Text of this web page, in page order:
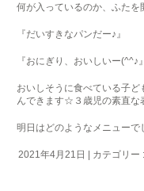
何が入っているのか、ふたを
『だいすきなパンだー♪』
『おにぎり、おいしいー(^^♪』
おいしそうに食べている子
んできます☆３歳児の素直な
明日はどのようなメニューで
2021年4月21日 | カテゴリー :